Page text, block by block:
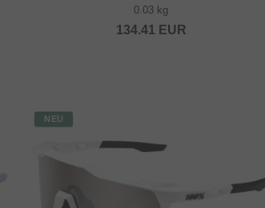
0.03 kg
134.41 EUR
NEU